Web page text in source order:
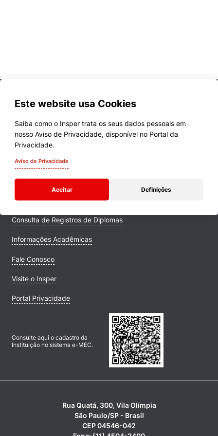
Este website usa Cookies
Saiba como o Insper trata os seus dados pessoais em
nosso Aviso de Privacidade, disponível no Portal da
Privacidade.
Aviso de Privacidade
Aceitar Definições
Cursos
Quem Somos
Comunidade Transforme
Campus
Consulta de Registros de Diplomas
Informações Acadêmicas
Fale Conosco
Visite o Insper
Portal Privacidade
Consulte aqui o cadastro da
Instituição no sistema e-MEC.
Rua Quatá, 300, Vila Olímpia
São Paulo/SP - Brasil
CEP 04546-042